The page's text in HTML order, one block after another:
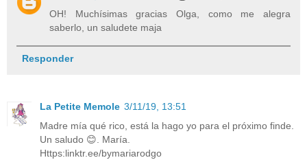
OH! Muchísimas gracias Olga, como me alegra
saberlo, un saludete maja
Responder
La Petite Memole 3/11/19, 13:51
Madre mía qué rico, está la hago yo para el próximo finde.
Un saludo 😊. María.
Https:linktr.ee/bymariarodgo